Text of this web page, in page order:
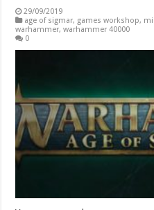
29/09/2019
age of sigmar, games workshop,
warhammer,warhammer 40000
0